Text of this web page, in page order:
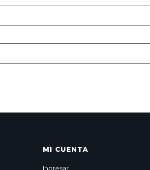
MI CUENTA
Ingresar